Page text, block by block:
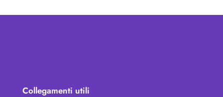
Collegamenti utili